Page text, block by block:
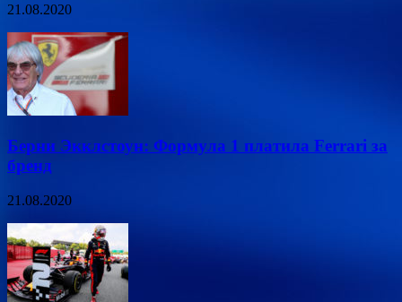
21.08.2020
Берни Экклстоун: Формула 1 платила Ferrari за
бренд
21.08.2020